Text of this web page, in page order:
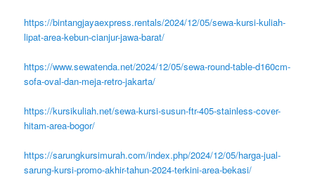
https://bintangjayaexpress.rentals/2024/12/05/sewa-kursi-kuliah-
lipat-area-kebun-cianjur-jawa-barat/
https://www.sewatenda.net/2024/12/05/sewa-round-table-d160cm-
sofa-oval-dan-meja-retro-jakarta/
https://kursikuliah.net/sewa-kursi-susun-ftr-405-stainless-cover-
hitam-area-bogor/
https://sarungkursimurah.com/index.php/2024/12/05/harga-jual-
sarung-kursi-promo-akhir-tahun-2024-terkini-area-bekasi/